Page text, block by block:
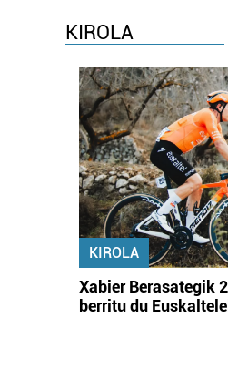
KIROLA
KIROLA
Xabier Berasategik
berritu du